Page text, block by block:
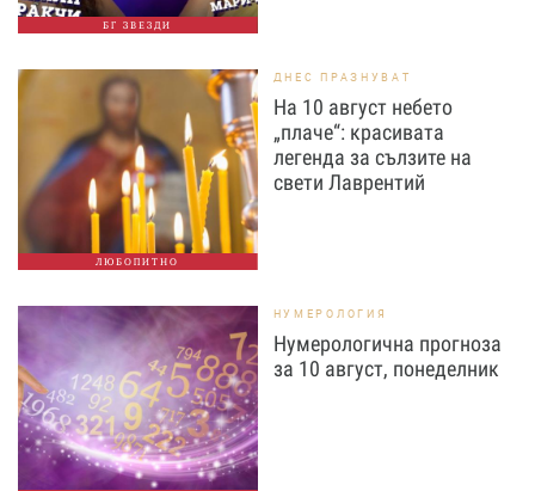
БГ ЗВЕЗДИ
ЛЮБОПИТНО
ДНЕС ПРАЗНУВАТ
На 10 август небето
„плаче“: красивата
легенда за сълзите на
свети Лаврентий
НУМЕРОЛОГИЯ
Нумерологична прогноза
за 10 август, понеделник